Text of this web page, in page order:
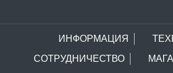
ИНФОРМАЦИЯ
СОТРУДНИЧЕСТВО